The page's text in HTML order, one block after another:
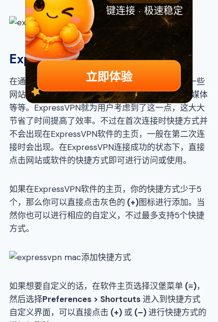
ExpressVPN添加快捷方式
在通过ExpressVPN进行上网时，通常会频繁使用一些
网站和软件服务，例如海外流媒体服务、海外社交媒体
等等。ExpressVPN就为用户考虑到了这一点，这大大
节省了时间提高了效率。不过在首次连接时快捷方式并
不会出现在ExpressVPN软件的主页，一般在第二次连
接时会出现。在ExpressVPN连接成功的状态下，直接
点击网站或软件的快捷方式即可进行访问或使用。
如果在ExpressVPN软件的主页，你的快捷方式少于5
个，那么你可以直接点击灰色的 (+)图标进行添加。当
然你也可以进行相应的自定义，不过最多支持5个快捷
方式。
如果想要自定义的话，在软件主页选择汉堡菜单 (≡)，
然后选择Preferences > Shortcuts进入到快捷方式
自定义界面，可以直接点击 (+) 或 (–)进行快捷方式的
键连接 · 极速稳定
立即体验